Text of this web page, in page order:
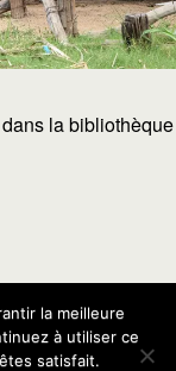
la bibliothèque
la meilleure
à utiliser ce
satisfait.